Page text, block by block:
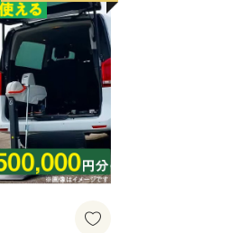
周防大
曜日に
は周防大
ゴの群生
中景観を
公園地